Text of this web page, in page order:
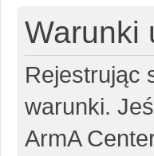
Warunki
Rejestrując
warunki.
ArmA